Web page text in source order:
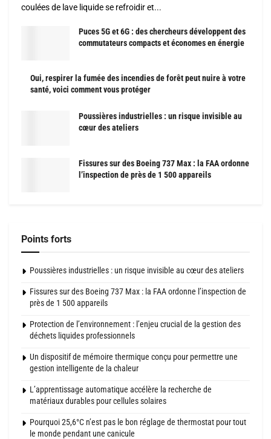
coulées de lave liquide se refroidir et...
Puces 5G et 6G : des chercheurs développent des
commutateurs compacts et économes en énergie
Oui, respirer la fumée des incendies de forêt peut nuire à votre
santé, voici comment vous protéger
Poussières industrielles : un risque invisible au
cœur des ateliers
Fissures sur des Boeing 737 Max : la FAA ordonne
l’inspection de près de 1 500 appareils
Points forts
Poussières industrielles : un risque invisible au cœur des ateliers
Fissures sur des Boeing 737 Max : la FAA ordonne l’inspection de
près de 1 500 appareils
Protection de l’environnement : l’enjeu crucial de la gestion des
déchets liquides professionnels
Un dispositif de mémoire thermique conçu pour permettre une
gestion intelligente de la chaleur
L’apprentissage automatique accélère la recherche de
matériaux durables pour cellules solaires
Pourquoi 25,6°C n’est pas le bon réglage de thermostat pour tout
le monde pendant une canicule